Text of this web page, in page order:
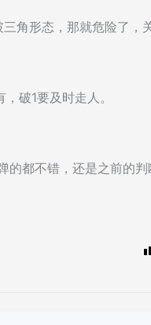
角形态，那就危险了，
破1要及时走人。
的都不错，还是之前的